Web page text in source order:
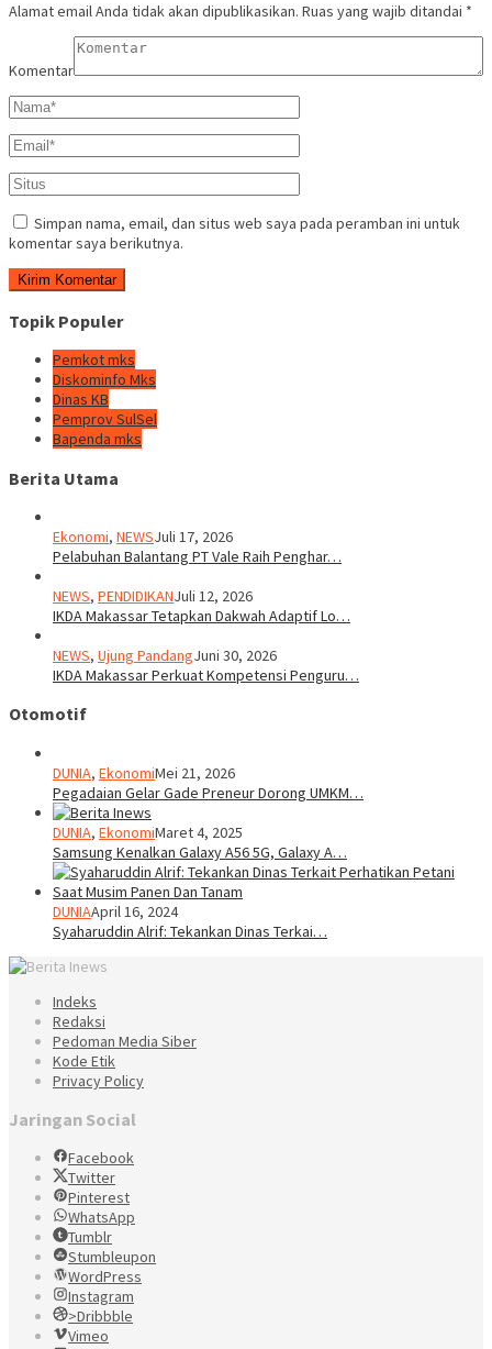
Alamat email Anda tidak akan dipublikasikan. Ruas yang wajib ditandai *
Komentar
Simpan nama, email, dan situs web saya pada peramban ini untuk
komentar saya berikutnya.
Topik Populer
Pemkot mks
Diskominfo Mks
Dinas KB
Pemprov SulSel
Bapenda mks
Berita Utama
Ekonomi, NEWSJuli 17, 2026
Pelabuhan Balantang PT Vale Raih Penghar…
NEWS, PENDIDIKANJuli 12, 2026
IKDA Makassar Tetapkan Dakwah Adaptif Lo…
NEWS, Ujung PandangJuni 30, 2026
IKDA Makassar Perkuat Kompetensi Penguru…
Otomotif
DUNIA, EkonomiMei 21, 2026
Pegadaian Gelar Gade Preneur Dorong UMKM…
DUNIA, EkonomiMaret 4, 2025
Samsung Kenalkan Galaxy A56 5G, Galaxy A…
DUNIAApril 16, 2024
Syaharuddin Alrif: Tekankan Dinas Terkai…
Indeks
Redaksi
Pedoman Media Siber
Kode Etik
Privacy Policy
Jaringan Social
Facebook
Twitter
Pinterest
WhatsApp
Tumblr
Stumbleupon
WordPress
Instagram
>Dribbble
Vimeo